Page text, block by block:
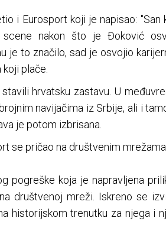
i Eurosport koji je napisao: "San
scene nakon što je Đoković
je to značilo, sad je osvojio
plače.
hrvatsku zastavu. U
navijačima iz Srbije, ali i
je potom izbrisana.
se pričao na društvenim
pogreške koja je napravljena
društvenoj mreži. Iskreno se
historijskom trenutku za njega i